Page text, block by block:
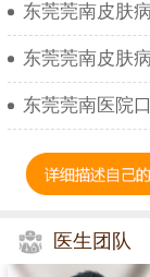
东莞莞南皮肤
东莞莞南皮肤
东莞莞南医院
医生团队